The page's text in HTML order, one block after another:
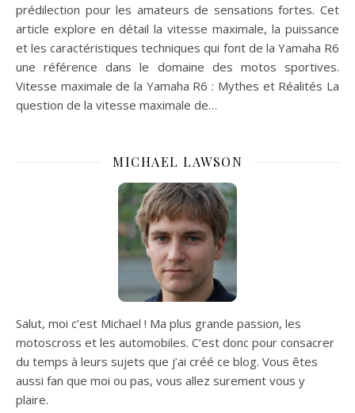
prédilection pour les amateurs de sensations fortes. Cet
article explore en détail la vitesse maximale, la puissance
et les caractéristiques techniques qui font de la Yamaha R6
une référence dans le domaine des motos sportives.
Vitesse maximale de la Yamaha R6 : Mythes et Réalités La
question de la vitesse maximale de…
MICHAEL LAWSON
Salut, moi c’est Michael ! Ma plus grande passion, les
motoscross et les automobiles. C’est donc pour consacrer
du temps à leurs sujets que j’ai créé ce blog. Vous êtes
aussi fan que moi ou pas, vous allez surement vous y
plaire.